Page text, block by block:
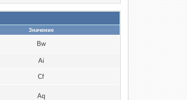
Значение
Bw
Ai
Cf
Aq